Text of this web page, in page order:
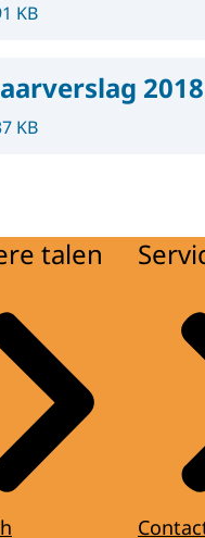
KB
2018
KB
talen